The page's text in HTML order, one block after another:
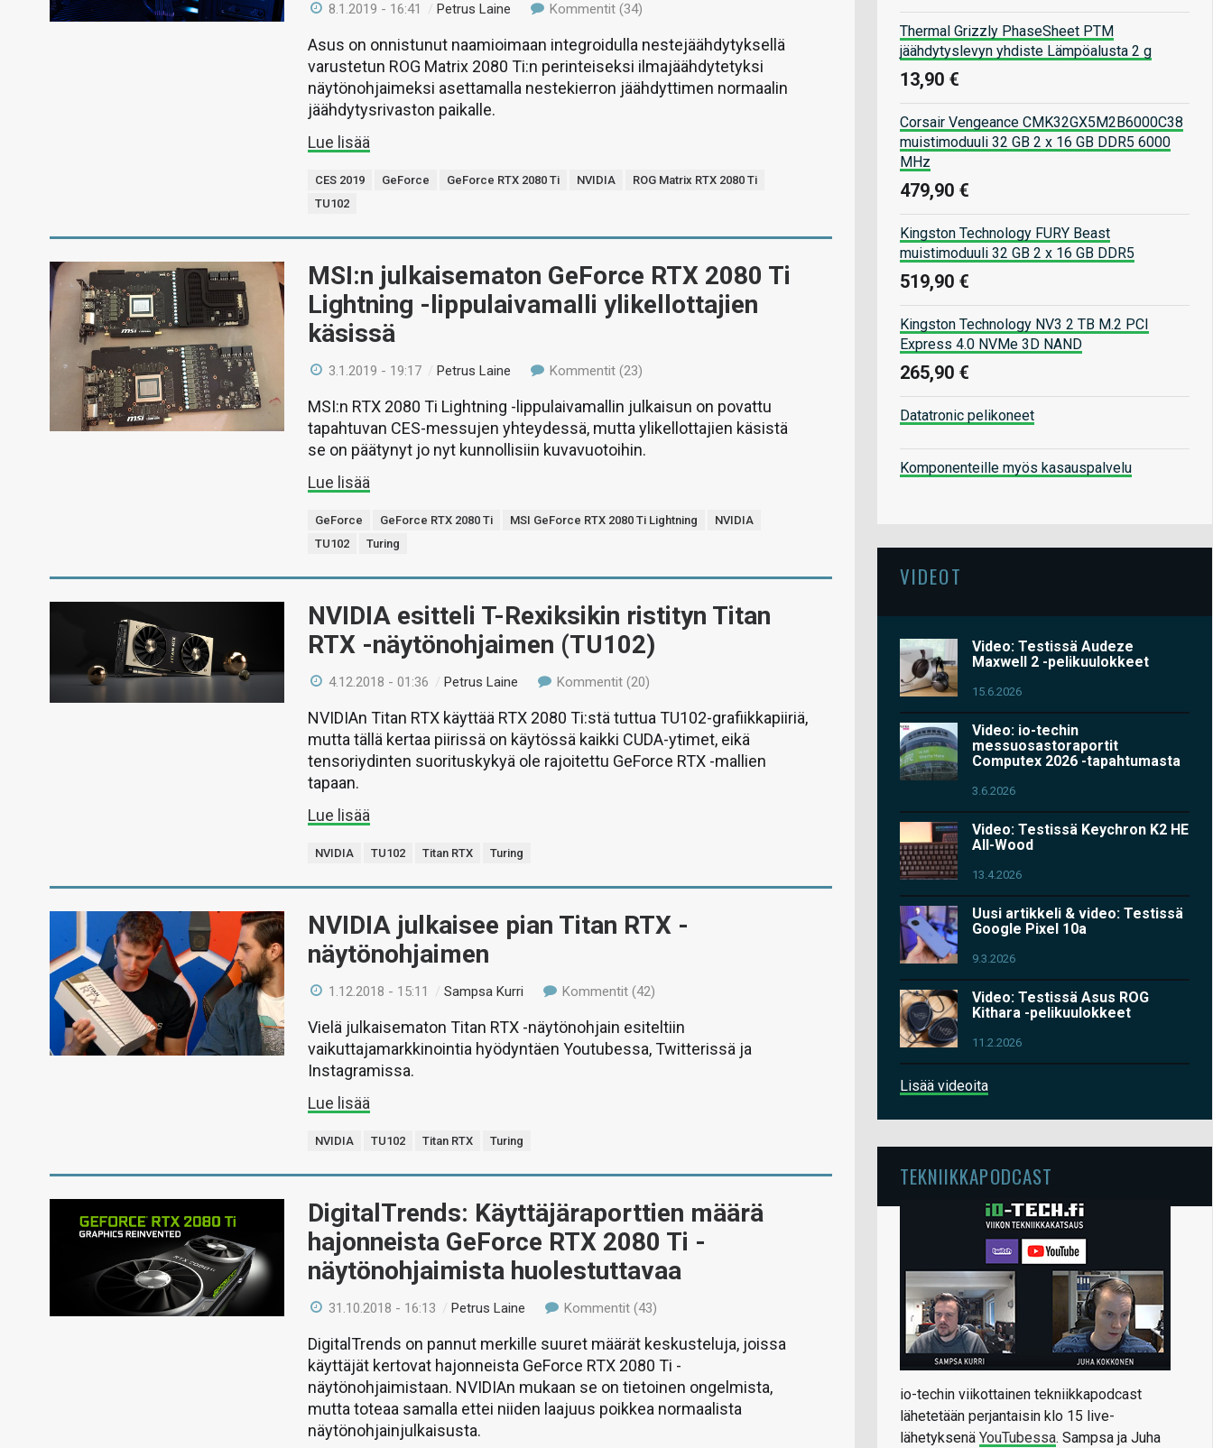
8.1.2019 - 16:41 /Petrus Laine Kommentit (34)
Asus on onnistunut naamioimaan integroidulla nestejäähdytyksellä
varustetun ROG Matrix 2080 Ti:n perinteiseksi ilmajäähdytetyksi
näytönohjaimeksi asettamalla nestekierron jäähdyttimen normaalin
jäähdytysrivaston paikalle.
Lue lisää
CES 2019 GeForce GeForce RTX 2080 Ti NVIDIA
ROG Matrix RTX 2080 Ti
TU102
MSI:n julkaisematon GeForce RTX 2080 Ti
Lightning -lippulaivamalli ylikellottajien
käsissä
3.1.2019 - 19:17 /Petrus Laine Kommentit (23)
MSI:n RTX 2080 Ti Lightning -lippulaivamallin julkaisun on povattu
tapahtuvan CES-messujen yhteydessä, mutta ylikellottajien käsistä
se on päätynyt jo nyt kunnollisiin kuvavuotoihin.
Lue lisää
GeForce GeForce RTX 2080 Ti MSI GeForce RTX 2080 Ti Lightning
NVIDIA
TU102
Turing
NVIDIA esitteli T-Rexiksikin ristityn Titan
RTX -näytönohjaimen (TU102)
4.12.2018 - 01:36 /Petrus Laine Kommentit (20)
NVIDIAn Titan RTX käyttää RTX 2080 Ti:stä tuttua TU102-grafiikkapiiriä,
mutta tällä kertaa piirissä on käytössä kaikki CUDA-ytimet, eikä
tensoriydinten suorituskykyä ole rajoitettu GeForce RTX -mallien
tapaan.
Lue lisää
NVIDIA TU102 Titan RTX Turing
NVIDIA julkaisee pian Titan RTX -
näytönohjaimen
1.12.2018 - 15:11 /Sampsa Kurri Kommentit (42)
Vielä julkaisematon Titan RTX -näytönohjain esiteltiin
vaikuttajamarkkinointia hyödyntäen Youtubessa, Twitterissä ja
Instagramissa.
Lue lisää
NVIDIA TU102 Titan RTX Turing
DigitalTrends: Käyttäjäraporttien määrä
hajonneista GeForce RTX 2080 Ti -
näytönohjaimista huolestuttavaa
31.10.2018 - 16:13 /Petrus Laine Kommentit (43)
DigitalTrends on pannut merkille suuret määrät keskusteluja, joissa
käyttäjät kertovat hajonneista GeForce RTX 2080 Ti -
näytönohjaimistaan. NVIDIAn mukaan se on tietoinen ongelmista,
mutta toteaa samalla ettei niiden laajuus poikkea normaalista
näytönohjainjulkaisusta.
Thermal Grizzly PhaseSheet PTM
jäähdytyslevyn yhdiste Lämpöalusta 2 g
13,90 €
Corsair Vengeance CMK32GX5M2B6000C38
muistimoduuli 32 GB 2 x 16 GB DDR5 6000
MHz
479,90 €
Kingston Technology FURY Beast
muistimoduuli 32 GB 2 x 16 GB DDR5
519,90 €
Kingston Technology NV3 2 TB M.2 PCI
Express 4.0 NVMe 3D NAND
265,90 €
Datatronic pelikoneet
Komponenteille myös kasauspalvelu
VIDEOT
Video: Testissä Audeze
Maxwell 2 -pelikuulokkeet
15.6.2026
Video: io-techin
messuosastoraportit
Computex 2026 -tapahtumasta
3.6.2026
Video: Testissä Keychron K2 HE
All-Wood
13.4.2026
Uusi artikkeli & video: Testissä
Google Pixel 10a
9.3.2026
Video: Testissä Asus ROG
Kithara -pelikuulokkeet
11.2.2026
Lisää videoita
TEKNIIKKAPODCAST
io-techin viikottainen tekniikkapodcast
lähetetään perjantaisin klo 15 live-
lähetyksenä YouTubessa. Sampsa ja Juha